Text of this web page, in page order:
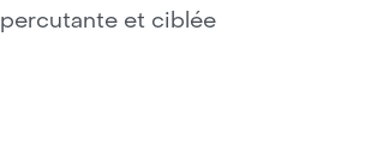
percutante et ciblée